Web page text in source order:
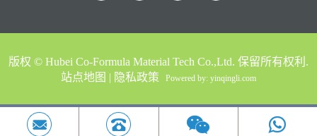
版权 © Hubei Co-Formula Material Tech Co.,Ltd. 保留所有权利.
站点地图 | 隐私政策 Powered by: yinqingli.com